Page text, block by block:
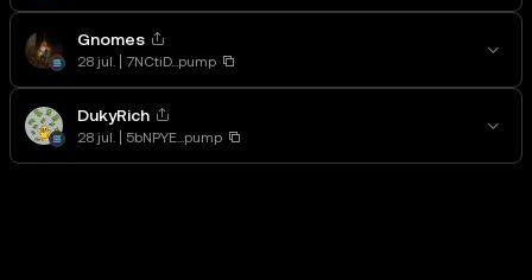
Gnomes
28 jul. 7NCtiD...pump
DukyRich
28 jul. 5bNPYE...pump